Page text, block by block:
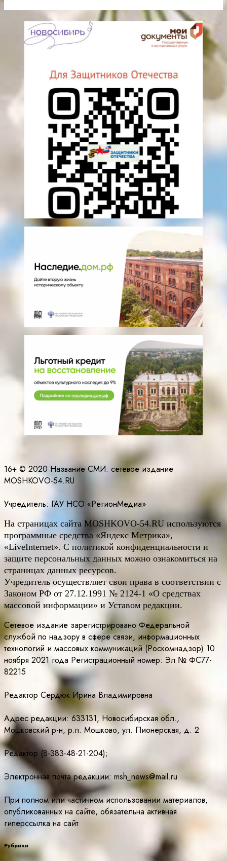
16+ © 2020 Название СМИ: cетевое издание
MOSHKOVO-54.RU
Учредитель: ГАУ НСО «РегионМедиа»
На страницах сайта MOSHKOVO-54.RU используются
программные средства «Яндекс Метрика»,
«LiveInternet». С политикой конфиденциальности и
защите персональных данных можно ознакомиться на
страницах данных ресурсов.
Учредитель осуществляет свои права в соответствии с
Законом РФ от 27.12.1991 № 2124-1 «О средствах
массовой информации» и Уставом редакции.
Сетевое издание зарегистрировано Федеральной
службой по надзору в сфере связи, информационных
технологий и массовых коммуникаций (Роскомнадзор) 10
ноября 2021 года Регистрационный номер: Эл № ФС77-
82215
Редактор Сердюк Ирина Владимировна
Адрес редакции: 633131, Новосибирская обл.,
Мошковский р-н, р.п. Мошково, ул. Пионерская, д. 2
Редактор (8-383-48-21-204);
Электронная почта редакции: msh_news@mail.ru
При полном или частичном использовании материалов,
опубликованных на сайте, обязательна активная
гиперссылка на сайт
Рубрики